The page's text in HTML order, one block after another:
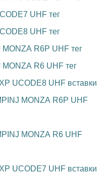
UHF тег
UHF тег
R6P UHF тег
R6 UHF тег
UCODE8 UHF вставки
MONZA R6P UHF
MONZA R6 UHF
UCODE7 UHF вставки